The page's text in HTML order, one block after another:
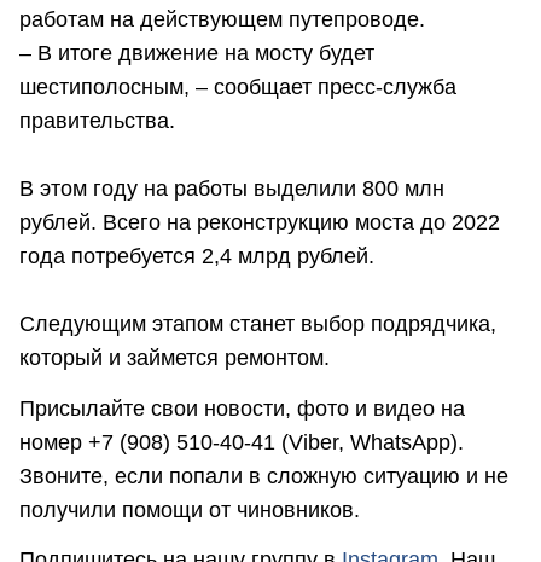
работам на действующем путепроводе.
– В итоге движение на мосту будет
шестиполосным, – сообщает пресс-служба
правительства.
В этом году на работы выделили 800 млн
рублей. Всего на реконструкцию моста до 2022
года потребуется 2,4 млрд рублей.
Следующим этапом станет выбор подрядчика,
который и займется ремонтом.
Присылайте свои новости, фото и видео на
номер +7 (908) 510-40-41 (Viber, WhatsApp).
Звоните, если попали в сложную ситуацию и не
получили помощи от чиновников.